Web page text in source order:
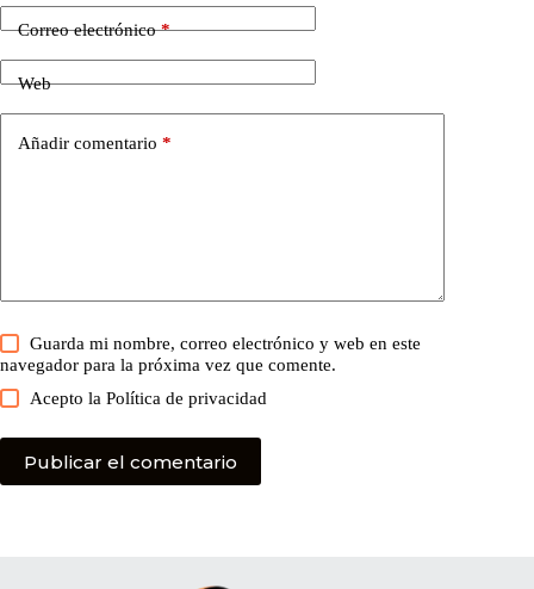
Correo electrónico*
Web
Añadir comentario *
Guarda mi nombre, correo electrónico y web en este
navegador para la próxima vez que comente.
Acepto laPolítica de privacidad
Publicar el comentario